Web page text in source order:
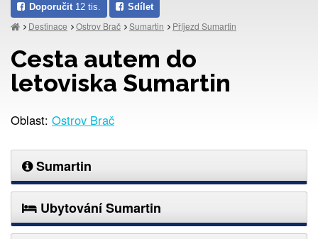
Doporučit 12 tis. Sdílet
Destinace Ostrov Brač Sumartin Příjezd Sumartin
Cesta autem do
letoviska Sumartin
Oblast: Ostrov Brač
Sumartin
Ubytování Sumartin